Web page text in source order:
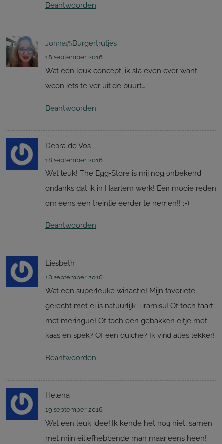
Beantwoorden
Jonna@Burgertrutjes
18 september 2016
Wat een leuk concept, ik sla even over want
woon iets te ver uit de buurt…
Beantwoorden
Debra de Vos
18 september 2016
Wat leuk! The Egg-Store is mij nog onbekend
ondanks dat ik in Haarlem werk! Een mooie reden
om eens een treintje eerder te nemen!! ;-)
Beantwoorden
Liesbeth
18 september 2016
Wat een superleuke winactie! Mijn favoriete
gerecht met ei is natuurlijk Tiramisu! Of toch taart
met meringue! Of toch een gebakken eitje met
kaas en spek? Of een quiche? Ik vind alles lekker!
Beantwoorden
Helena
19 september 2016
Wat een leuk idee! Ik kende het nog niet, samen
met mijn eiliefhebbende man maar eens heen!